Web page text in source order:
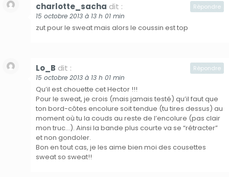
charlotte_sacha dit :
15 octobre 2013 à 13 h 01 min
zut pour le sweat mais alors le coussin est top
Répondre
Lo_B dit :
15 octobre 2013 à 13 h 01 min
Qu’il est chouette cet Hector !!!
Pour le sweat, je crois (mais jamais testé) qu’il faut que
ton bord-côtes encolure soit tendue (tu tires dessus) au
moment où tu la couds au reste de l’encolure (pas clair
mon truc…). Ainsi la bande plus courte va se “rétracter”
et non gondoler.
Bon en tout cas, je les aime bien moi des cousettes
sweat so sweat!!
Répondre